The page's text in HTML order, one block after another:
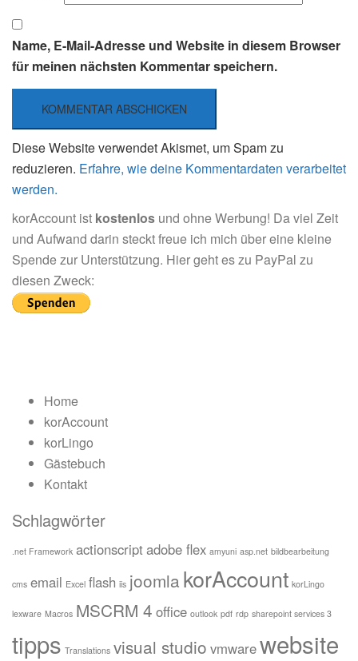
Name, E-Mail-Adresse und Website in diesem Browser
für meinen nächsten Kommentar speichern.
Diese Website verwendet Akismet, um Spam zu
reduzieren. Erfahre, wie deine Kommentardaten verarbeitet
werden.
korAccount ist kostenlos und ohne Werbung! Da viel Zeit
und Aufwand darin steckt freue ich mich über eine kleine
Spende zur Unterstützung. Hier geht es zu PayPal zu
diesen Zweck:
Home
korAccount
korLingo
Gästebuch
Kontakt
Schlagwörter
.net Framework actionscriptadobe flex amyuni asp.net bildbearbeitung
cms email Excel flash iis joomla korAccount korLingo
lexware Macros MSCRM 4 office outlook pdf rdp sharepoint services 3
tipps Translations visual studio vmwarewebsite